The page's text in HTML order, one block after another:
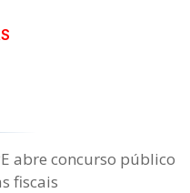
abre concurso público
fiscais